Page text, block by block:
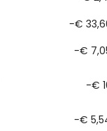
-€
-€
-€
-€